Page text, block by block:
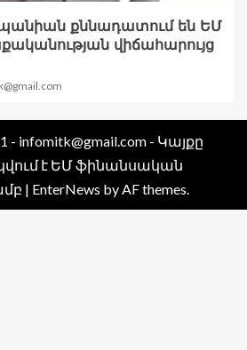
քննադատում են ԵՄ
վիճահարույց
- infomitk@gmail.com - Կայքը
է ԵՄ ֆինանսական
| EnterNews by AF themes.